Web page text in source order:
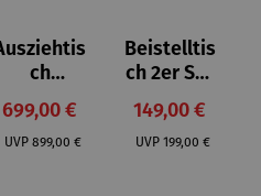
ch
Aluminium
– Valor
Verkaufspreis:
699,00 €
UVP Regulärer Preis:
899,00 €
Beistelltis
ch 2er Set
– Dalias
Verkaufspreis:
149,00 €
UVP Regulärer Preis:
199,00 €